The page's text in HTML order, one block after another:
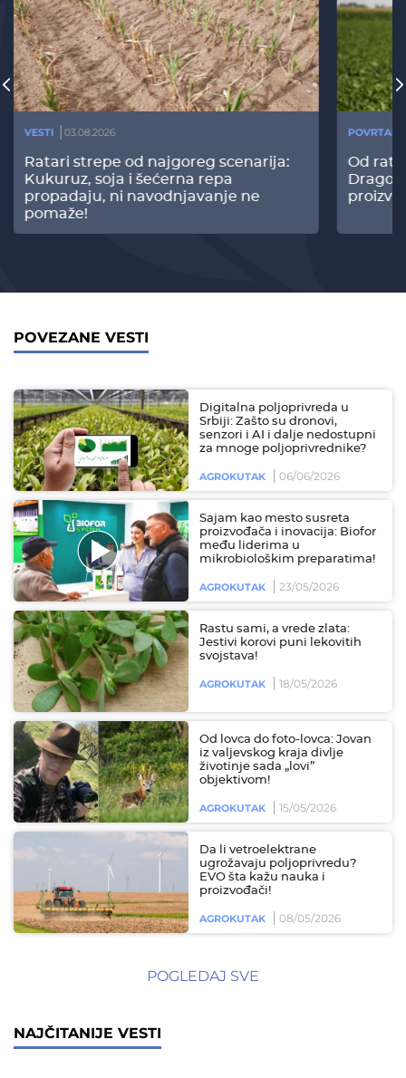
VESTI 03.08.2026
Ratari strepe od najgoreg scenarija:
Kukuruz, soja i šećerna repa
propadaju, ni navodnjavanje ne
pomaže!
Od
POVEZANE VESTI
Digitalna poljoprivreda u
Srbiji: Zašto su dronovi,
senzori i AI i dalje nedostupni
za mnoge poljoprivrednike?
AGROKUTAK 06/06/2026
Sajam kao mesto susreta
proizvođača i inovacija: Biofor
među liderima u
mikrobiološkim preparatima!
AGROKUTAK 23/05/2026
Rastu sami, a vrede zlata:
Jestivi korovi puni lekovitih
svojstava!
AGROKUTAK 18/05/2026
Od lovca do foto-lovca: Jovan
iz valjevskog kraja divlje
životinje sada „lovi”
objektivom!
AGROKUTAK 15/05/2026
Da li vetroelektrane
ugrožavaju poljoprivredu?
EVO šta kažu nauka i
proizvođači!
AGROKUTAK 08/05/2026
POGLEDAJ SVE
NAJČITANIJE VESTI